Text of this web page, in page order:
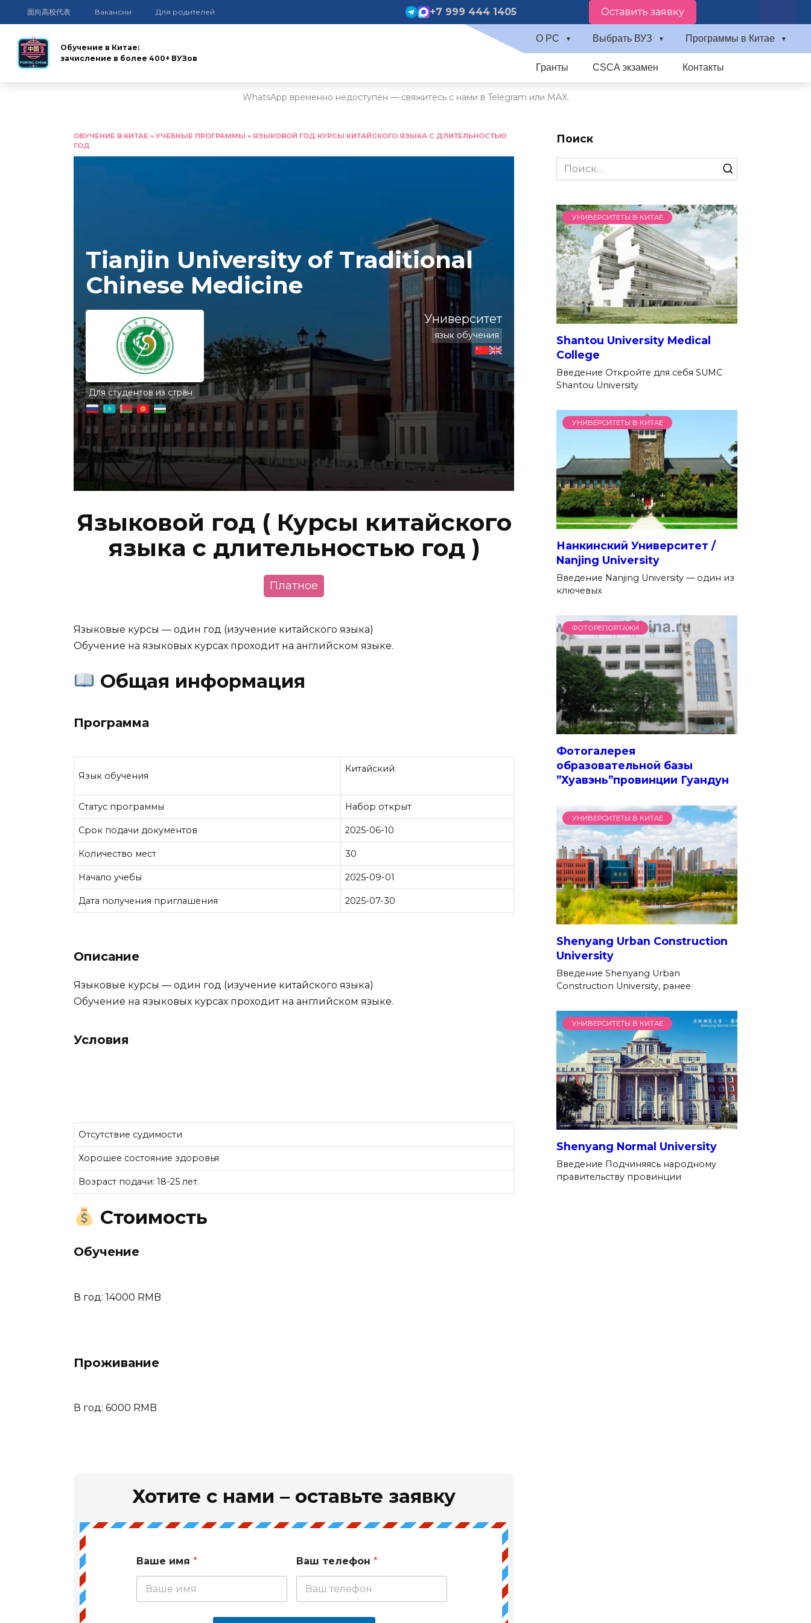
面向高校代表 Вакансии Для родителей +7 999 444 1405 Оставить заявку
Обучение в Китае:
зачисление в более 400+ ВУЗов
О PC Выбрать ВУЗ Программы в Китае
Гранты CSCA экзамен Контакты
WhatsApp временно недоступен — свяжитесь с нами в Telegram или MAX.
ОБУЧЕНИЕ В КИТАЕ » УЧЕБНЫЕ ПРОГРАММЫ » ЯЗЫКОВОЙ ГОД КУРСЫ КИТАЙСКОГО ЯЗЫКА С ДЛИТЕЛЬНОСТЬЮ
ГОД
Tianjin University of Traditional
Chinese Medicine
Для студентов из стран
Университет
язык обучения
Языковой год ( Курсы китайского
языка с длительностью год )
Платное
Языковые курсы — один год (изучение китайского языка)
Обучение на языковых курсах проходит на английском языке.
Общая информация
Программа
Язык обучения
Китайский
Статус программы Набор открыт
Срок подачи документов 2025-06-10
Количество мест 30
Начало учебы 2025-09-01
Дата получения приглашения 2025-07-30
Описание
Языковые курсы — один год (изучение китайского языка)
Обучение на языковых курсах проходит на английском языке.
Условия
Отсутствие судимости
Хорошее состояние здоровья
Возраст подачи: 18-25 лет.
Стоимость
Обучение
В год: 14000 RMB
Проживание
В год: 6000 RMB
Хотите с нами – оставьте заявку
Ваше имя * Ваш телефон *
Поиск
Search
for:
УНИВЕРСИТЕТЫ В КИТАЕ
Shantou University Medical
College
Введение Откройте для себя SUMC
Shantou University
УНИВЕРСИТЕТЫ В КИТАЕ
Нанкинский Университет /
Nanjing University
Введение Nanjing University — один из
ключевых
ФОТОРЕПОРТАЖИ
Фотогалерея
образовательной базы
”Хуавэнь”провинции Гуандун
УНИВЕРСИТЕТЫ В КИТАЕ
Shenyang Urban Construction
University
Введение Shenyang Urban
Construction University, ранее
УНИВЕРСИТЕТЫ В КИТАЕ
Shenyang Normal University
Введение Подчиняясь народному
правительству провинции